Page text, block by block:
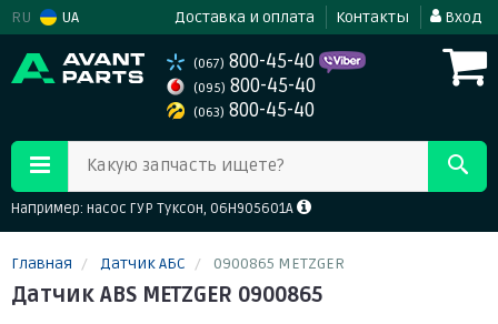
RU UA Доставка и оплата Контакты Вход
(067) 800-45-40
(095) 800-45-40
(063) 800-45-40
Какую запчасть ищете?
Например: насос ГУР Туксон, 06H905601A
Главная Датчик АБС 0900865 METZGER
Датчик ABS METZGER 0900865